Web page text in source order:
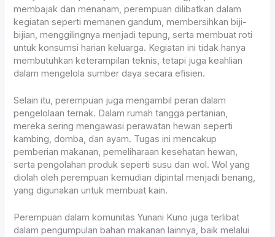
membajak dan menanam, perempuan dilibatkan dalam
kegiatan seperti memanen gandum, membersihkan biji-
bijian, menggilingnya menjadi tepung, serta membuat roti
untuk konsumsi harian keluarga. Kegiatan ini tidak hanya
membutuhkan keterampilan teknis, tetapi juga keahlian
dalam mengelola sumber daya secara efisien.
Selain itu, perempuan juga mengambil peran dalam
pengelolaan ternak. Dalam rumah tangga pertanian,
mereka sering mengawasi perawatan hewan seperti
kambing, domba, dan ayam. Tugas ini mencakup
pemberian makanan, pemeliharaan kesehatan hewan,
serta pengolahan produk seperti susu dan wol. Wol yang
diolah oleh perempuan kemudian dipintal menjadi benang,
yang digunakan untuk membuat kain.
Perempuan dalam komunitas Yunani Kuno juga terlibat
dalam pengumpulan bahan makanan lainnya, baik melalui